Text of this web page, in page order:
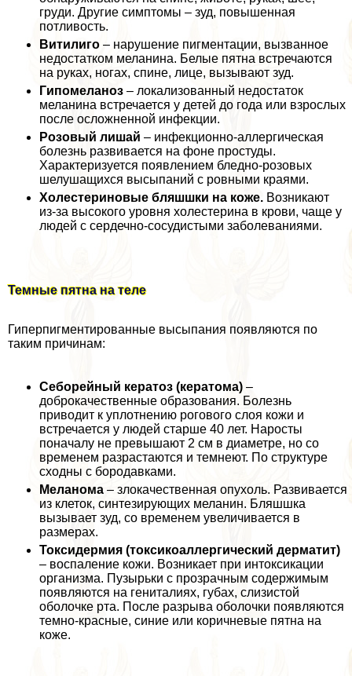
гpyди. Другие симптомы – зуд, повышенная
потливость.
Витилиго – нарушение пигментации, вызванное
недостатком меланина. Белые пятна встречаются
на руках, ногах, спине, лице, вызывают зуд.
Гипомеланоз – локализованный недостаток
меланина встречается у детей до года или взрослых
после осложненной инфекции.
Розовый лишай – инфекционно-аллергическая
болезнь развивается на фоне простуды.
Хаpaктеризуется появлением бледно-розовых
шелушащихся высыпаний с ровными краями.
Холестериновые бляшшки на коже. Возникают
из-за высокого уровня холестерина в крови, чаще у
людей с сердечно-сосудистыми заболеваниями.
Темные пятна на теле
Гиперпигментированные высыпания появляются по
таким причинам:
Себорейный кератоз (кератома) –
доброкачественные образования. Болезнь
приводит к уплотнению рогового слоя кожи и
встречается у людей старше 40 лет. Наросты
поначалу не превышают 2 см в диаметре, но со
временем разрастаются и темнеют. По структуре
сходны с бородавками.
Меланома – злокачественная опухоль. Развивается
из клеток, синтезирующих меланин. Бляшшка
вызывает зуд, со временем увеличивается в
размерах.
Токсидермия (токсикоаллергический дерматит)
– воспаление кожи. Возникает при интоксикации
организма. Пузырьки с прозрачным содержимым
появляются на гeнитaлиях, губах, слизистой
оболочке рта. После разрыва оболочки появляются
темно-красные, синие или коричневые пятна на
коже.